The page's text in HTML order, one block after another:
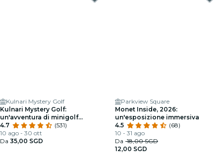
Kulnari Mystery Golf
Kulnari Mystery Golf:
un'avventura di minigolf
misteriosa
4.7
(531)
10 ago - 30 ott
Da 35,00 SGD
Parkview Square
Monet Inside, 2026:
un'esposizione immersiva
4.5
(68)
10 - 31 ago
Da 18,00 SGD
12,00 SGD